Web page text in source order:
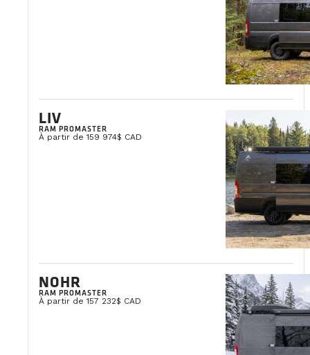
LIV
RAM PROMASTER
À partir de 159 974$ CAD
NOHR
RAM PROMASTER
À partir de 157 232$ CAD